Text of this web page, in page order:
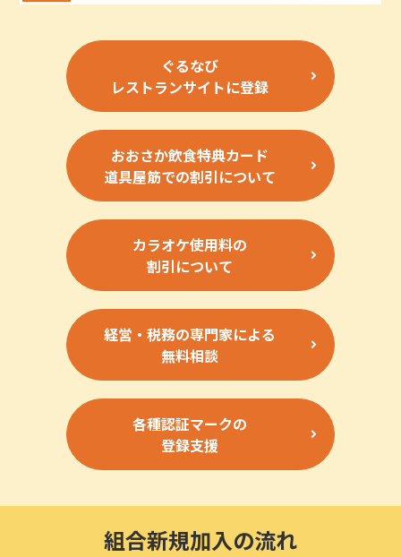
ぐるなび
レストランサイトに登録
おおさか飲食特典カード
道具屋筋での割引について
カラオケ使用料の
割引について
経営・税務の専門家による
無料相談
各種認証マークの
登録支援
組合新規加入の流れ